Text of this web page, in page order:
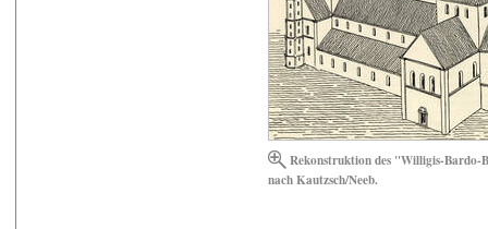
Rekonstruktion des "Willigis-Bardo-
nach Kautzsch/Neeb.